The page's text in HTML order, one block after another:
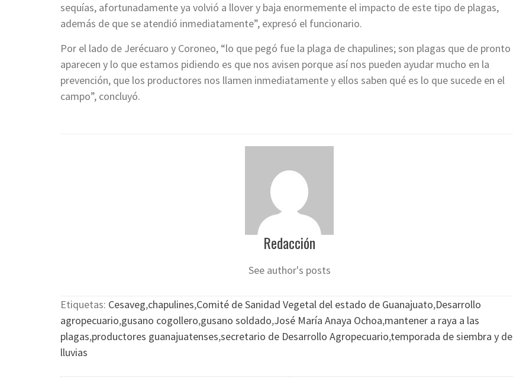
sequías, afortunadamente ya volvió a llover y baja enormemente el impacto de este tipo de plagas,
además de que se atendió inmediatamente”, expresó el funcionario.
Por el lado de Jerécuaro y Coroneo, “lo que pegó fue la plaga de chapulines; son plagas que de pronto
aparecen y lo que estamos pidiendo es que nos avisen porque así nos pueden ayudar mucho en la
prevención, que los productores nos llamen inmediatamente y ellos saben qué es lo que sucede en el
campo”, concluyó.
Redacción
See author's posts
Etiquetas: Cesaveg,chapulines,Comité de Sanidad Vegetal del estado de Guanajuato,Desarrollo
agropecuario,gusano cogollero,gusano soldado,José María Anaya Ochoa,mantener a raya a las
plagas,productores guanajuatenses,secretario de Desarrollo Agropecuario,temporada de siembra y de
lluvias